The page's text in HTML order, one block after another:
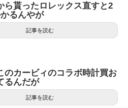
ら貰ったロレックス直すと2
るんやが
記事を読む
のカービィのコラボ時計買お
るんだが
記事を読む